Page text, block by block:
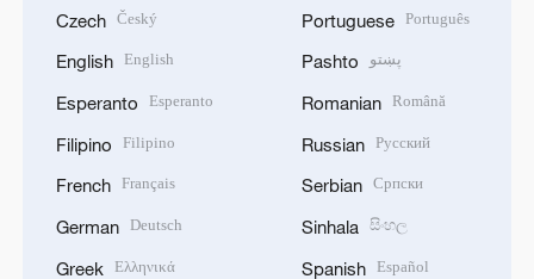
Czech Český
English English
Esperanto Esperanto
Filipino Filipino
French Français
German Deutsch
Greek Ελληνικά
Portuguese Português
Pashto پښتو
Romanian Română
Russian Русский
Serbian Српски
Sinhala සිංහල
Spanish Español